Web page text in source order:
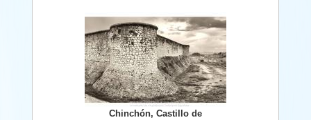
Chinchón, Castillo de